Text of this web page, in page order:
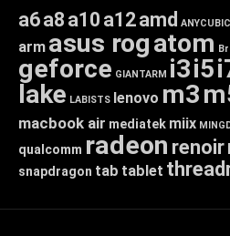
a6a8 a10 a12amd ANYCUBIC
arm asus rogatom
geforce GIANTARM i3i5
lake LABISTS lenovo m3
macbook air mediatek miix
qualcomm radeon renoir
snapdragon tab tablet